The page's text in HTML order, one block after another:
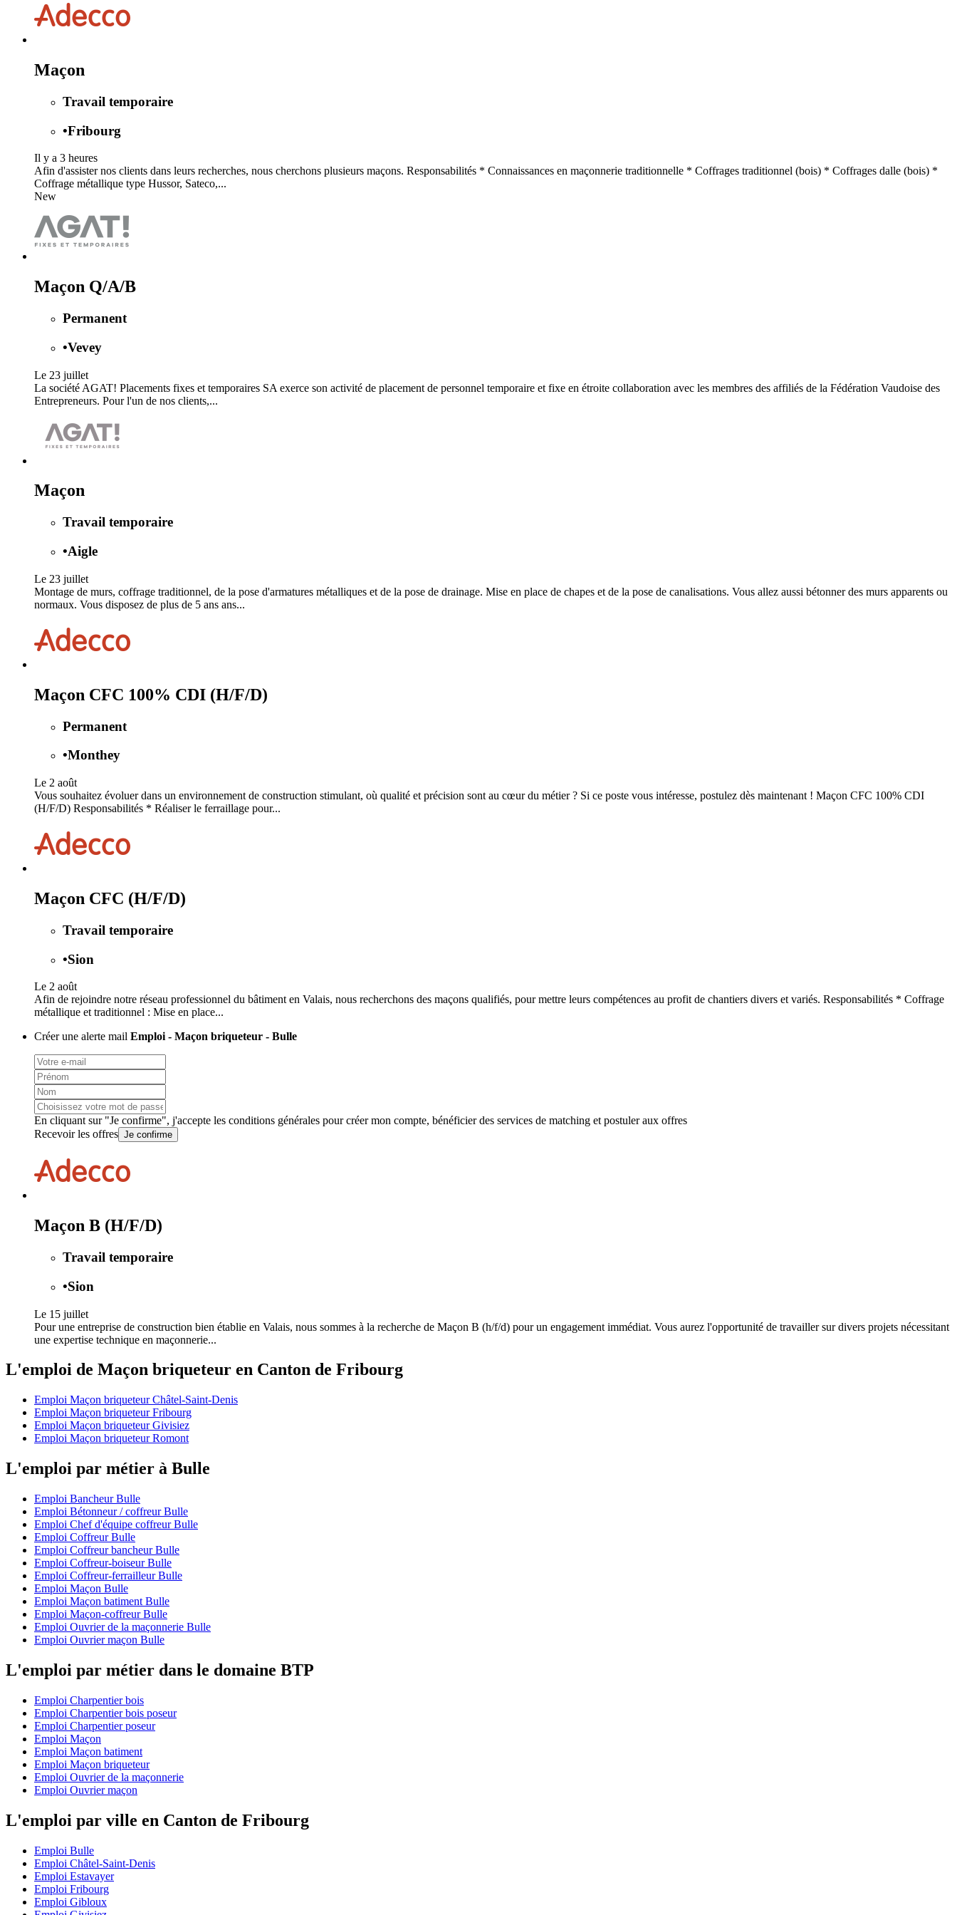
Maçon
Travail temporaire
•Fribourg
Il y a 3 heures
Afin d'assister nos clients dans leurs recherches, nous cherchons plusieurs maçons. Responsabilités * Connaissances en maçonnerie traditionnelle * Coffrages traditionnel (bois) * Coffrages dalle (bois) *
Coffrage métallique type Hussor, Sateco,...
New
Maçon Q/A/B
Permanent
•Vevey
Le 23 juillet
La société AGAT! Placements fixes et temporaires SA exerce son activité de placement de personnel temporaire et fixe en étroite collaboration avec les membres des affiliés de la Fédération Vaudoise des
Entrepreneurs. Pour l'un de nos clients,...
Maçon
Travail temporaire
•Aigle
Le 23 juillet
Montage de murs, coffrage traditionnel, de la pose d'armatures métalliques et de la pose de drainage. Mise en place de chapes et de la pose de canalisations. Vous allez aussi bétonner des murs apparents ou
normaux. Vous disposez de plus de 5 ans ans...
Maçon CFC 100% CDI (H/F/D)
Permanent
•Monthey
Le 2 août
Vous souhaitez évoluer dans un environnement de construction stimulant, où qualité et précision sont au cœur du métier ? Si ce poste vous intéresse, postulez dès maintenant ! Maçon CFC 100% CDI
(H/F/D) Responsabilités * Réaliser le ferraillage pour...
Maçon CFC (H/F/D)
Travail temporaire
•Sion
Le 2 août
Afin de rejoindre notre réseau professionnel du bâtiment en Valais, nous recherchons des maçons qualifiés, pour mettre leurs compétences au profit de chantiers divers et variés. Responsabilités * Coffrage
métallique et traditionnel : Mise en place...
Créer une alerte mail Emploi - Maçon briqueteur - Bulle
En cliquant sur "Je confirme", j'accepte les conditions générales pour créer mon compte, bénéficier des services de matching et postuler aux offres
Recevoir les offres Je confirme
Maçon B (H/F/D)
Travail temporaire
•Sion
Le 15 juillet
Pour une entreprise de construction bien établie en Valais, nous sommes à la recherche de Maçon B (h/f/d) pour un engagement immédiat. Vous aurez l'opportunité de travailler sur divers projets nécessitant
une expertise technique en maçonnerie...
L'emploi de Maçon briqueteur en Canton de Fribourg
Emploi Maçon briqueteur Châtel-Saint-Denis
Emploi Maçon briqueteur Fribourg
Emploi Maçon briqueteur Givisiez
Emploi Maçon briqueteur Romont
L'emploi par métier à Bulle
Emploi Bancheur Bulle
Emploi Bétonneur / coffreur Bulle
Emploi Chef d'équipe coffreur Bulle
Emploi Coffreur Bulle
Emploi Coffreur bancheur Bulle
Emploi Coffreur-boiseur Bulle
Emploi Coffreur-ferrailleur Bulle
Emploi Maçon Bulle
Emploi Maçon batiment Bulle
Emploi Maçon-coffreur Bulle
Emploi Ouvrier de la maçonnerie Bulle
Emploi Ouvrier maçon Bulle
L'emploi par métier dans le domaine BTP
Emploi Charpentier bois
Emploi Charpentier bois poseur
Emploi Charpentier poseur
Emploi Maçon
Emploi Maçon batiment
Emploi Maçon briqueteur
Emploi Ouvrier de la maçonnerie
Emploi Ouvrier maçon
L'emploi par ville en Canton de Fribourg
Emploi Bulle
Emploi Châtel-Saint-Denis
Emploi Estavayer
Emploi Fribourg
Emploi Gibloux